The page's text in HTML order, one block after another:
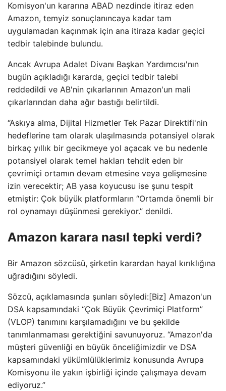
Komisyon'un kararına ABAD nezdinde itiraz eden
Amazon, temyiz sonuçlanıncaya kadar tam
uygulamadan kaçınmak için ana itiraza kadar geçici
tedbir talebinde bulundu.
Ancak Avrupa Adalet Divanı Başkan Yardımcısı'nın
bugün açıkladığı kararda, geçici tedbir talebi
reddedildi ve AB'nin çıkarlarının Amazon'un mali
çıkarlarından daha ağır bastığı belirtildi.
“Askıya alma, Dijital Hizmetler Tek Pazar Direktifi'nin
hedeflerine tam olarak ulaşılmasında potansiyel olarak
birkaç yıllık bir gecikmeye yol açacak ve bu nedenle
potansiyel olarak temel hakları tehdit eden bir
çevrimiçi ortamın devam etmesine veya gelişmesine
izin verecektir; AB yasa koyucusu ise şunu tespit
etmiştir: Çok büyük platformların “Ortamda önemli bir
rol oynamayı düşünmesi gerekiyor.” denildi.
Amazon karara nasıl tepki verdi?
Bir Amazon sözcüsü, şirketin karardan hayal kırıklığına
uğradığını söyledi.
Sözcü, açıklamasında şunları söyledi:[Biz] Amazon'un
DSA kapsamındaki “Çok Büyük Çevrimiçi Platform”
(VLOP) tanımını karşılamadığını ve bu şekilde
tanımlanmaması gerektiğini savunuyoruz. “Amazon'da
müşteri güvenliği en büyük önceliğimizdir ve DSA
kapsamındaki yükümlülüklerimiz konusunda Avrupa
Komisyonu ile yakın işbirliği içinde çalışmaya devam
ediyoruz.”